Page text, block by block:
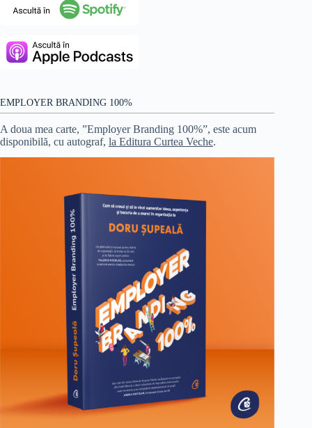
EMPLOYER BRANDING 100%
A doua mea carte, ”Employer Branding 100%”, este acum
disponibilă, cu autograf, la Editura Curtea Veche.